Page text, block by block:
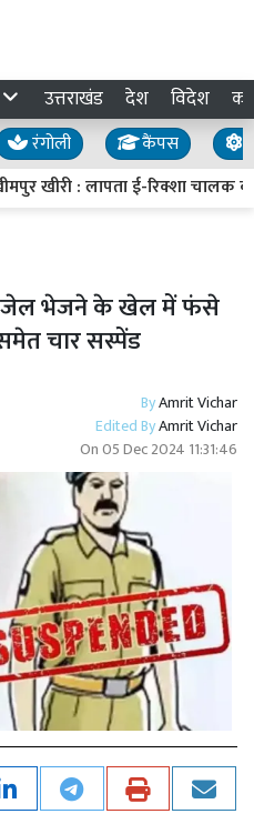
उत्तराखंड देश विदेश
रंगोली कैंपस
खीरी : लापता ई-रिक्शा चालक का
जेल भेजने के खेल में फंसे
समेत चार सस्पेंड
ByAmrit Vichar
Edited ByAmrit Vichar
On05 Dec 2024 11:31:46